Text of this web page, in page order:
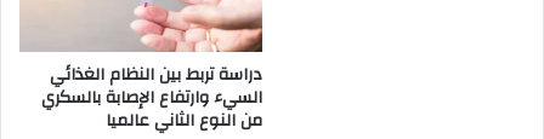
دراسة تربط بين النظام الغذائي
السيء وارتفاع الإصابة بالسكري
من النوع الثاني عالميا